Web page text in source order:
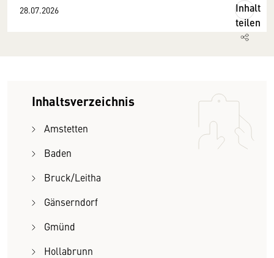
28.07.2026
Inhalt
teilen
Inhaltsverzeichnis
Amstetten
Baden
Bruck/Leitha
Gänserndorf
Gmünd
Hollabrunn